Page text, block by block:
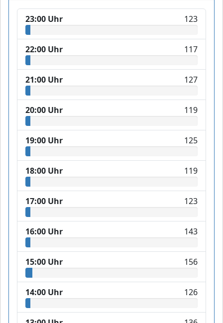
23:00 Uhr 123
22:00 Uhr 117
21:00 Uhr 127
20:00 Uhr 119
19:00 Uhr 125
18:00 Uhr 119
17:00 Uhr 123
16:00 Uhr 143
15:00 Uhr 156
14:00 Uhr 126